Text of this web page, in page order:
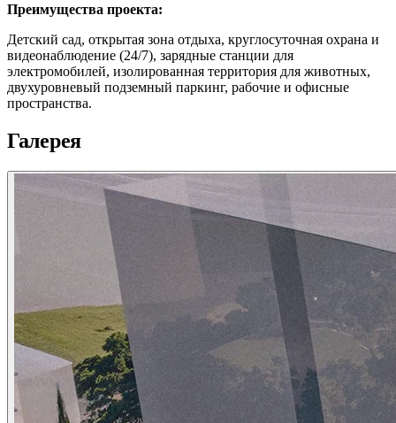
Преимущества проекта:
Детский сад, открытая зона отдыха, круглосуточная охрана и
видеонаблюдение (24/7), зарядные станции для
электромобилей, изолированная территория для животных,
двухуровневый подземный паркинг, рабочие и офисные
пространства.
Галерея